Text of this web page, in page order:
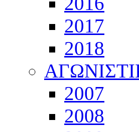
2017
2018
2007
2008